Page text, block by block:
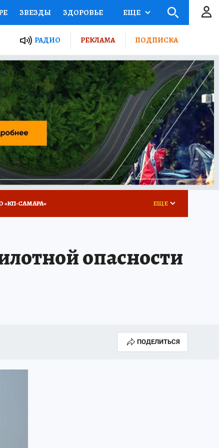
ЗВЕЗДЫ ЗДОРОВЬЕ
ПРОЕКТЫ РОССИИ
ПУТЕВОДИТЕЛЬ
ТУРИЗМ
ВСЕ О КП РАДИО КП
ЕЩЕ
РАДИО РЕКЛАМА ПОДПИСКА
«КП-САМАРА»
ДЕНЬ ПОБЕДЫ В САМАРЕ 2025
ЕЩЕ
опасности
ПОДЕЛИТЬСЯ